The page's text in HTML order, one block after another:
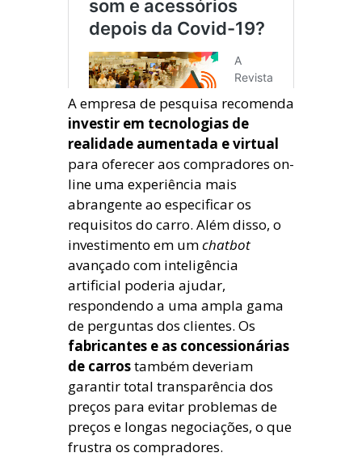
A empresa de pesquisa recomenda
investir em tecnologias de
realidade aumentada e virtual
para oferecer aos compradores on-
line uma experiência mais
abrangente ao especificar os
requisitos do carro. Além disso, o
investimento em umchatbot
avançado com inteligência
artificial poderia ajudar,
respondendo a uma ampla gama
de perguntas dos clientes. Os
fabricantes e as concessionárias
de carrostambém deveriam
garantir total transparência dos
preços para evitar problemas de
preços e longas negociações, o que
frustra os compradores.